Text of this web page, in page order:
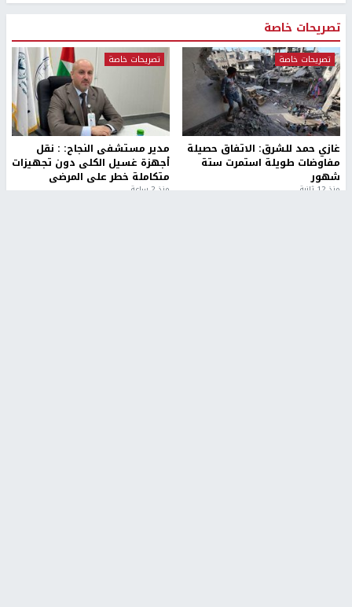
تصريحات خاصة
تصريحات خاصة
غازي حمد للشرق: الاتفاق حصيلة
مفاوضات طويلة استمرت ستة
شهور
منذ 12 ثانية
تصريحات خاصة
مدير مستشفى النجاح: : نقل
أجهزة غسيل الكلى دون تجهيزات
متكاملة خطر على المرضى
منذ 2 ساعة